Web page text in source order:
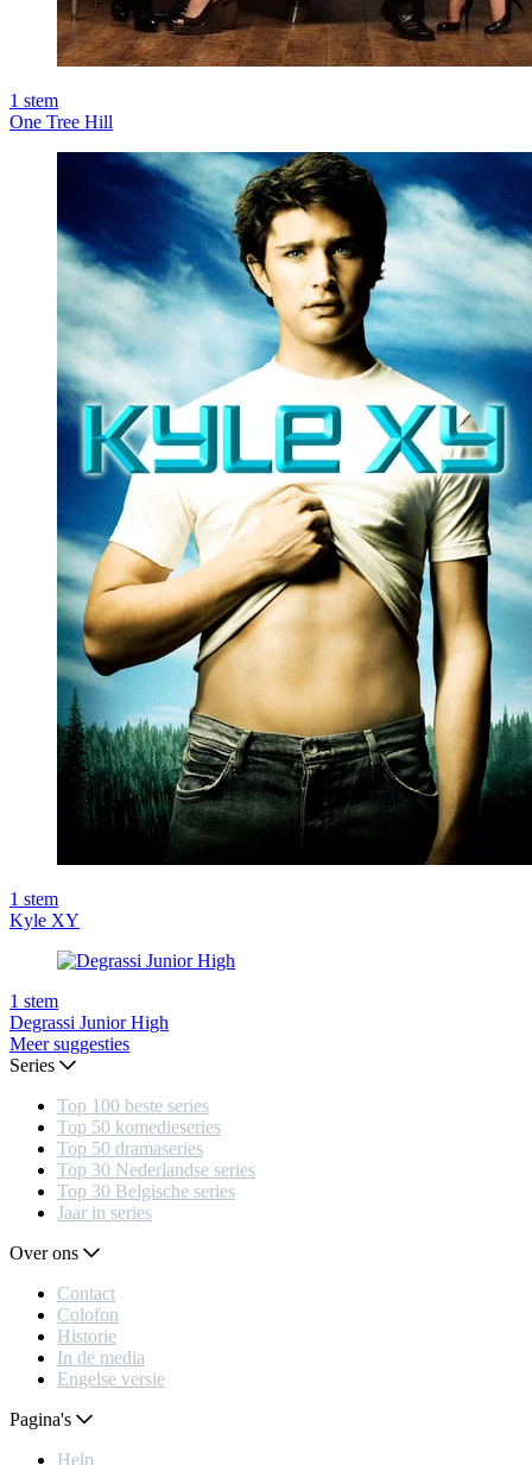
1 stem
One Tree Hill
1 stem
Kyle XY
1 stem
Degrassi Junior High
Meer suggesties
Series
Top 100 beste series
Top 50 komedieseries
Top 50 dramaseries
Top 30 Nederlandse series
Top 30 Belgische series
Jaar in series
Over ons
Contact
Colofon
Historie
In de media
Engelse versie
Pagina's
Help